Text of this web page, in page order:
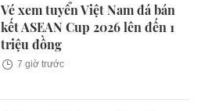
Vé xem tuyển Việt Nam đá bán
kết ASEAN Cup 2026 lên đến 1
triệu đồng
7 giờ trước